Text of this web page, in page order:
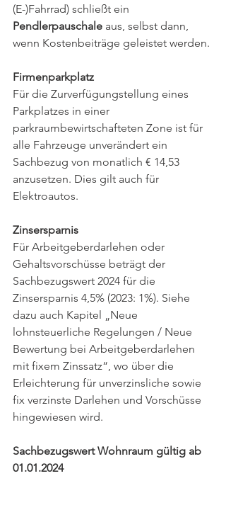
(E-)Fahrrad) schließt ein
Pendlerpauschale aus, selbst dann,
wenn Kostenbeiträge geleistet werden.
Firmenparkplatz
Für die Zurverfügungstellung eines
Parkplatzes in einer
parkraumbewirtschafteten Zone ist für
alle Fahrzeuge unverändert ein
Sachbezug von monatlich € 14,53
anzusetzen. Dies gilt auch für
Elektroautos.
Zinsersparnis
Für Arbeitgeberdarlehen oder
Gehaltsvorschüsse beträgt der
Sachbezugswert 2024 für die
Zinsersparnis 4,5% (2023: 1%). Siehe
dazu auch Kapitel „Neue
lohnsteuerliche Regelungen / Neue
Bewertung bei Arbeitgeberdarlehen
mit fixem Zinssatz“, wo über die
Erleichterung für unverzinsliche sowie
fix verzinste Darlehen und Vorschüsse
hingewiesen wird.
Sachbezugswert Wohnraum gültig ab
01.01.2024